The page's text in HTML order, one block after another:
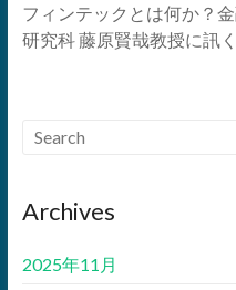
フィンテックとは何か？
研究科 藤原賢哉教授に訊
Archives
2025年11月